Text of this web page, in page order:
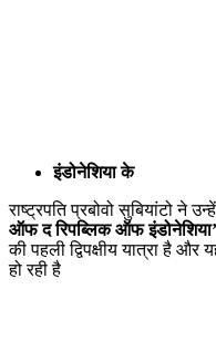
इंडोनेशिया के
राष्ट्रपति प्रबोवो सुबियांटो ने
ऑफ द रिपब्लिक ऑफ इंडोनेशिया’
की पहली द्विपक्षीय यात्रा है
हो रही है